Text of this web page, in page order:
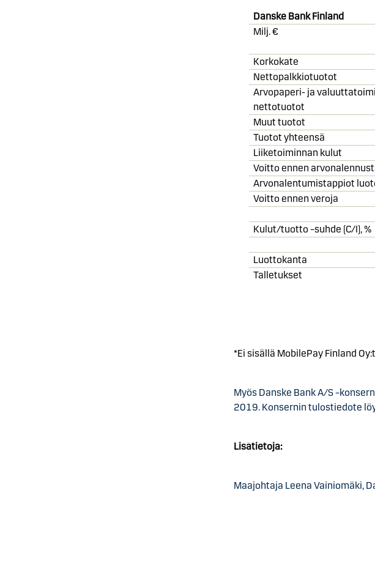
Danske Bank Finland
Milj. €
Korkokate
Nettopalkkiotuotot
Arvopaperi- ja
nettotuotot
Muut tuotot
Tuotot yhteensä
Liiketoiminnan kulut
Voitto ennen
Arvonalentumistappiot
Voitto ennen veroja
Kulut/tuotto –suhde (C/I), %
Luottokanta
Talletukset
*Ei sisällä MobilePay Finland
Myös Danske Bank A/S
2019. Konsernin tulostiedote
Lisätietoja:
Maajohtaja Leena Vainiomäki,